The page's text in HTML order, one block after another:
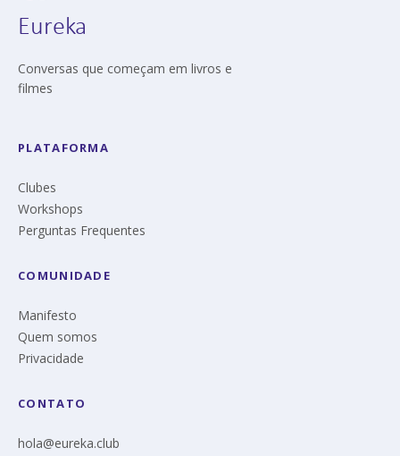
Eureka
Conversas que começam em livros e
filmes
PLATAFORMA
Clubes
Workshops
Perguntas Frequentes
COMUNIDADE
Manifesto
Quem somos
Privacidade
CONTATO
hola@eureka.club